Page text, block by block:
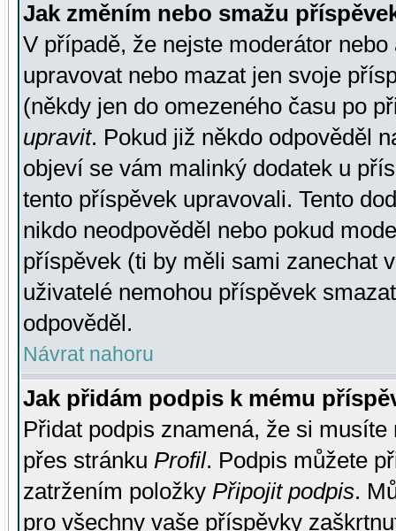
Jak změním nebo smažu
V případě, že nejste moderátor
upravovat nebo mazat jen svoje
(někdy jen do omezeného času po
upravit. Pokud již někdo odpověděl
objeví se vám malinký dodatek u
tento příspěvek upravovali. Tento
nikdo neodpověděl nebo pokud
příspěvek (ti by měli sami zanechat
uživatelé nemohou příspěvek
odpověděl.
Návrat nahoru
Jak přidám podpis k mému
Přidat podpis znamená, že si
přes stránku Profil. Podpis můžete
zatržením položky Připojit podpis.
pro všechny vaše příspěvky